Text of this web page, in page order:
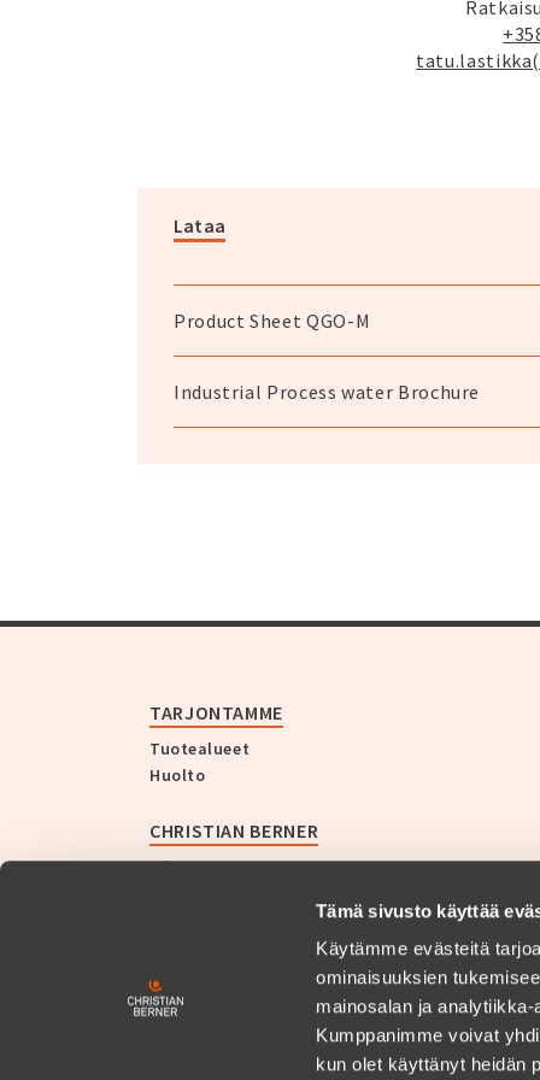
Tämä sivusto käyttää
Käytämme evästeitä
ominaisuuksien
mainosalan ja
Kumppanimme voivat
kun olet käyttänyt heidän
Lataa
Product Sheet QGO-M
Industrial Process water Brochure
TARJONTAMME
Tuotealueet
Huolto
CHRISTIAN BERNER
Yritys
ASIAKASTARINAT